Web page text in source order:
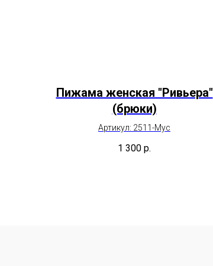
Пижама женская "Ривьера"
(брюки)
Артикул: 2511-Мус
1 300 р.